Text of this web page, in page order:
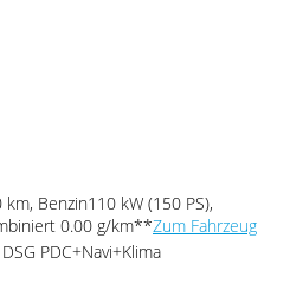
km, Benzin110 kW (150 PS),
0.00 g/km**Zum Fahrzeug